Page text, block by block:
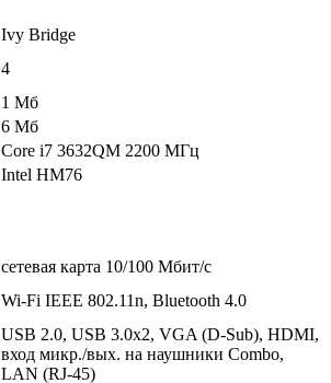
Ivy Bridge
4
1 Мб
6 Мб
Core i7 3632QM 2200 МГц
Intel HM76
сетевая карта 10/100 Мбит/c
Wi-Fi IEEE 802.11n, Bluetooth 4.0
USB 2.0, USB 3.0x2, VGA (D-Sub), HDMI,
вход микр./вых. на наушники Combo,
LAN (RJ-45)